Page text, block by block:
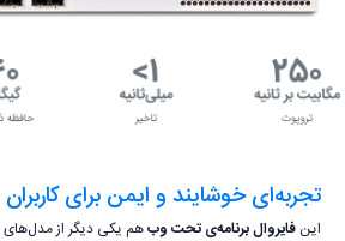
تجربه‌ای خوشایند و ایمن برای کاربران
این فایروال برنامه‌‌ی تحت وب